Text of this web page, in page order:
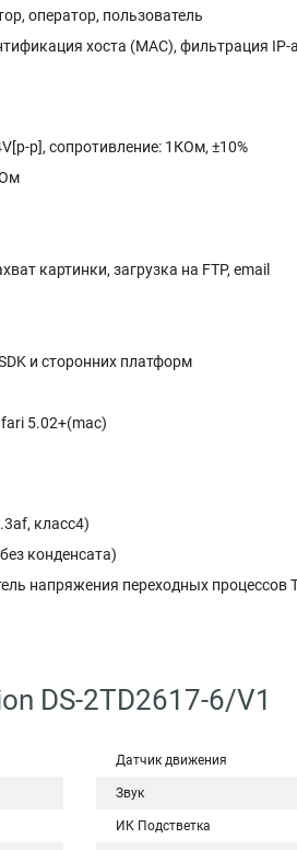
оператор, пользователь
хоста (MAC), фильтрация IP-
p], сопротивление: 1КОм, ±10%
картинки, загрузка на FTP, email
и сторонних платформ
5.02+(mac)
класс4)
конденсата)
напряжения переходных процессов
DS-2TD2617-6/V1
Датчик движения
Звук
ИК Подстветка